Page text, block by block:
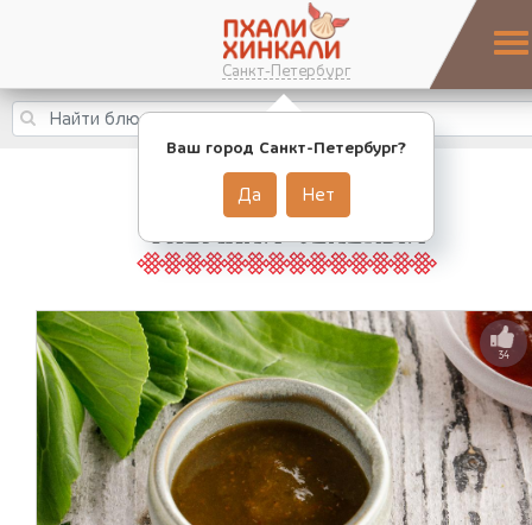
Санкт-Петербург
Ваш город Санкт-Петербург?
Да Нет
ТКЕМАЛИ ЗЕЛЕНЫЙ
34